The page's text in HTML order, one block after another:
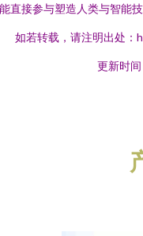
直接参与塑造人类与智能技
如若转载，请注明出处
更新时